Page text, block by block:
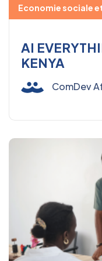
Economie sociale
AI
KENYA
ComDev